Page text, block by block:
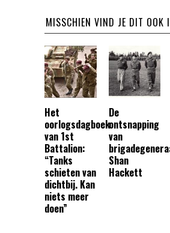
MISSCHIEN VIND JE DIT OOK
Het
oorlogsdagboek
van 1st
Battalion:
“Tanks
schieten van
dichtbij. Kan
niets meer
doen”
De
ontsnapping
van
Shan
Hackett